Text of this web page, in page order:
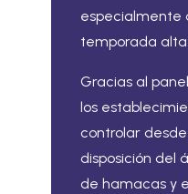
especialmente
temporada alta
Gracias al
los
controlar
disposición del
de hamacas y